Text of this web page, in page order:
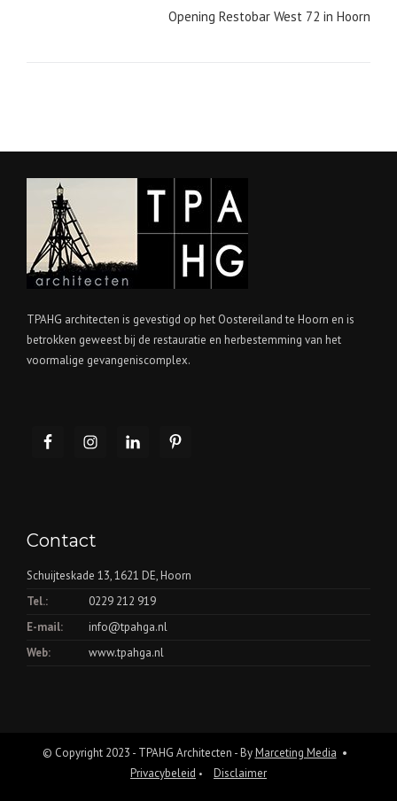
Opening Restobar West 72 in Hoorn
TPAHG architecten is gevestigd op het Oostereiland te Hoorn en is
betrokken geweest bij de restauratie en herbestemming van het
voormalige gevangeniscomplex.
Contact
Schuijteskade 13, 1621 DE, Hoorn
Tel.:
0229 212 919
E-mail:
info@tpahga.nl
Web:
www.tpahga.nl
© Copyright 2023 - TPAHG Architecten - ByMarceting Media •
Privacybeleid • Disclaimer